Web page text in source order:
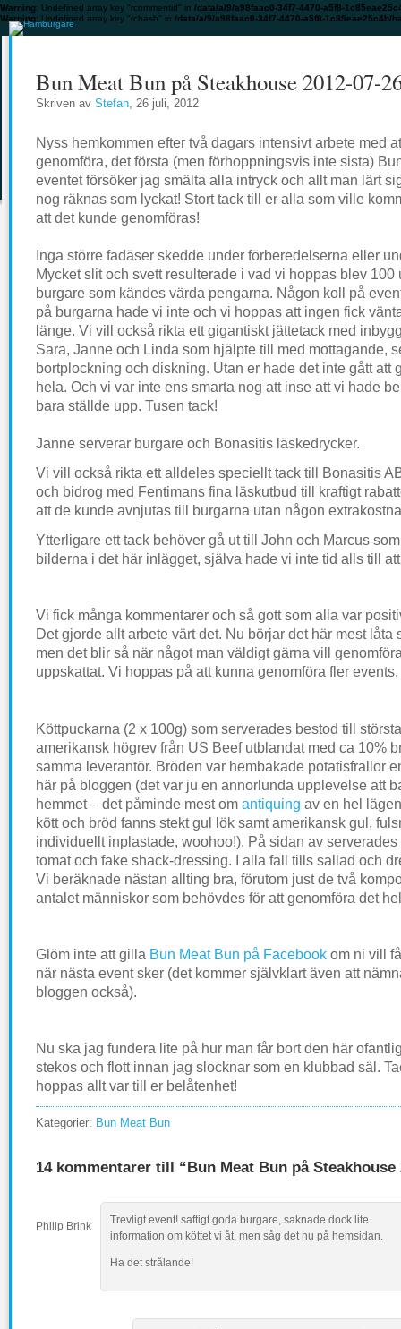
Warning: Undefined array key "rcommentid" in /data/a/9/a98faac0-34f7-4470-a5f8-
Warning: Undefined array key "rchash" in /data/a/9/a98faac0-34f7-4470-a5f8-
Bun Meat Bun på Steakhouse 2012-07-
Skriven av Stefan, 26 juli, 2012
Nyss hemkommen efter två dagars intensivt arbete med
genomföra, det första (men förhoppningsvis inte sista)
eventet försöker jag smälta alla intryck och allt man lärt
nog räknas som lyckat! Stort tack till er alla som ville
att det kunde genomföras!
Inga större fadäser skedde under förberedelserna eller
Mycket slit och svett resulterade i vad vi hoppas blev 100
burgare som kändes värda pengarna. Någon koll på
på burgarna hade vi inte och vi hoppas att ingen fick
länge. Vi vill också rikta ett gigantiskt jättetack med
Sara, Janne och Linda som hjälpte till med mottagande,
bortplockning och diskning. Utan er hade det inte gått att
hela. Och vi var inte ens smarta nog att inse att vi hade
bara ställde upp. Tusen tack!
Janne serverar burgare och Bonasitis läskedrycker.
Vi vill också rikta ett alldeles speciellt tack till Bonasitis
och bidrog med Fentimans fina läskutbud till kraftigt
att de kunde avnjutas till burgarna utan någon
Ytterligare ett tack behöver gå ut till John och Marcus
bilderna i det här inlägget, själva hade vi inte tid alls till
Vi fick många kommentarer och så gott som alla var
Det gjorde allt arbete värt det. Nu börjar det här mest låta
men det blir så när något man väldigt gärna vill
uppskattat. Vi hoppas på att kunna genomföra fler events.
Köttpuckarna (2 x 100g) som serverades bestod till
amerikansk högrev från US Beef utblandat med ca 10%
samma leverantör. Bröden var hembakade potatisfrallor
här på bloggen (det var ju en annorlunda upplevelse att
hemmet – det påminde mest om antiquing av en hel
kött och bröd fanns stekt gul lök samt amerikansk gul,
individuellt inplastade, woohoo!). På sidan av
tomat och fake shack-dressing. I alla fall tills sallad och
Vi beräknade nästan allting bra, förutom just de två
antalet människor som behövdes för att genomföra det
Glöm inte att gilla Bun Meat Bun på Facebook om ni vill
när nästa event sker (det kommer självklart även att
bloggen också).
Nu ska jag fundera lite på hur man får bort den här
stekos och flott innan jag slocknar som en klubbad säl.
hoppas allt var till er belåtenhet!
Kategorier: Bun Meat Bun
14 kommentarer till “Bun Meat Bun på Steakhouse
Philip Brink
Trevligt event! saftigt goda burgare, saknade dock lite
information om köttet vi åt, men såg det nu på hemsidan.
Ha det strålande!